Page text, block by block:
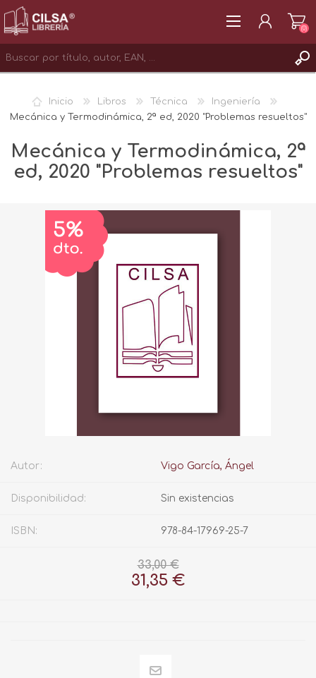
INICIAR SESIÓN
(0)
Inicio Libros Técnica
Ingeniería
Mecánica y Termodinámica, 2ª ed, 2020 "Problemas resueltos"
Mecánica y Termodinámica, 2ª
ed, 2020 "Problemas resueltos"
Autor: Vigo García, Ángel
Disponibilidad: Sin existencias
ISBN: 978-84-17969-25-7
33,00 €
31,35 €